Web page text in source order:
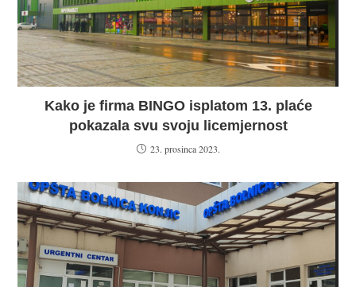
Kako je firma BINGO isplatom 13. plaće
pokazala svu svoju licemjernost
23. prosinca 2023.